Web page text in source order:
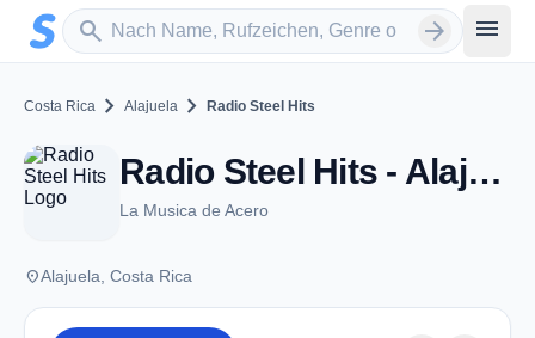
Zum Hauptinhalt springen
search
Sender suchen arrow_forward menu
Costa Rica chevron_right Alajuela chevron_right Radio Steel Hits
Radio Steel Hits - Alajuela
La Musica de Acero
placeAlajuela, Costa Rica